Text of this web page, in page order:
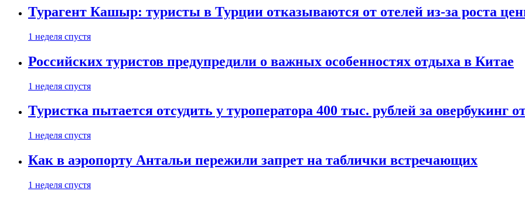
Турагент Кашыр: туристы в Турции отказываются от отелей из-за роста
1 неделя спустя
Российских туристов предупредили о важных особенностях отдыха в Китае
1 неделя спустя
Туристка пытается отсудить у туроператора 400 тыс. рублей за овербукинг
1 неделя спустя
Как в аэропорту Антальи пережили запрет на таблички встречающих
1 неделя спустя